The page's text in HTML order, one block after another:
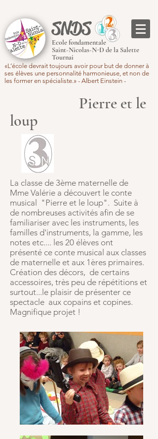
SNDS
Ecole fondamentale
Saint-Nicolas-N-D de la Salette
Tournai
«L’école devrait toujours avoir pour but de donner à
ses élèves une personnalité harmonieuse, et non de
les former en spécialiste.» - Albert Einstein -
Pierre et le
loup
La classe de 3ème maternelle de
Mme Valérie a découvert le conte
musical "Pierre et le loup". Suite à
de nombreuses activités afin de se
familiariser avec les instruments, les
familles d'instruments, la gamme, les
notes etc.... les 20 élèves ont
présenté ce conte musical aux classes
de maternelle et aux 1ères primaires.
Création des décors, de certains
accessoires, très peu de répétitions et
surtout...le plaisir de présenter ce
spectacle aux copains et copines.
Magnifique projet !